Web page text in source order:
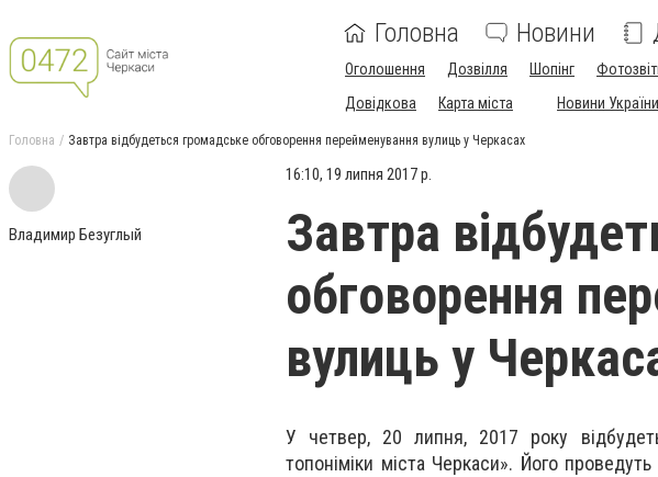
Головна Новини
Оголошення Дозвілля Шопінг
Довідкова
Карта міста Новини України
Головна Завтра відбудеться громадське обговорення перейменування вулиць у Черкасах
Владимир Безуглый
16:10, 19 липня 2017 р.
Завтра
обговорення
вулиць у
У четвер, 20 липня, 2017 року
топоніміки міста Черкаси». Його